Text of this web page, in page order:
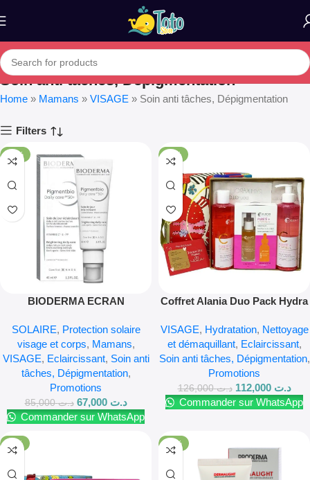
Soin anti tâches, Dépigmentation
Home » Mamans » VISAGE » Soin anti tâches, Dépigmentation
Filters
-21%
BIODERMA ECRAN
Soin de Jour Eclaircissant
SPF50+
SOLAIRE, Protection solaire
visage et corps, Mamans,
VISAGE, Eclaircissant, Soin anti
tâches, Dépigmentation,
Promotions
د.ت85,000 د.ت 67,000
Commander sur WhatsApp
-11%
Coffret Alania Duo Pack Hydra
VISAGE, Hydratation, Nettoyage
et démaquillant, Eclaircissant,
Soin anti tâches, Dépigmentation,
Promotions
د.ت126,000 د.ت 112,000
Commander sur WhatsApp
-11% -14%